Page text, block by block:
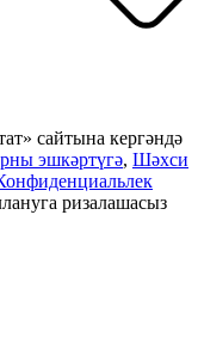
сайтына кергәндә
эшкәртүгә, Шәхси
ризалашасыз